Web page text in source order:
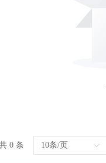
0 条 10条/页